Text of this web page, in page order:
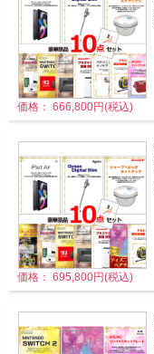
価格： 666,800円(税込)
価格： 695,800円(税込)